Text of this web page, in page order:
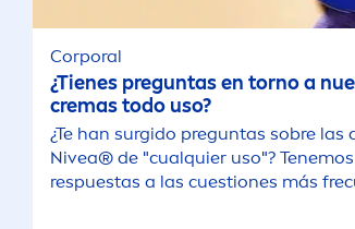
Corporal
¿Tienes preguntas en torno a
cremas todo uso?
¿Te han surgido preguntas sobre las
Nivea® de "cualquier uso"?
respuestas a las cuestiones más